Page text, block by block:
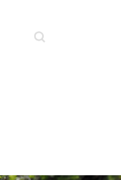
Suche